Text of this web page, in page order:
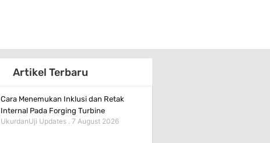
Artikel Terbaru
Cara Menemukan Inklusi dan Retak
Internal Pada Forging Turbine
UkurdanUji Updates 7 August 2026